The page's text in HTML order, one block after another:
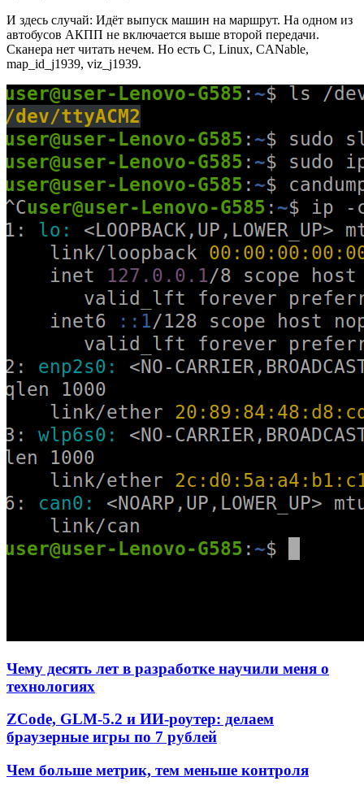
И здесь случай: Идёт выпуск машин на маршрут. На одном из
автобусов АКПП не включается выше второй передачи.
Сканера нет читать нечем. Но есть C, Linux, CANable,
map_id_j1939, viz_j1939.
Чему десять лет в разработке научили меня о
технологиях
ZCode, GLM-5.2 и ИИ-роутер: делаем
браузерные игры по 7 рублей
Чем больше метрик, тем меньше контроля